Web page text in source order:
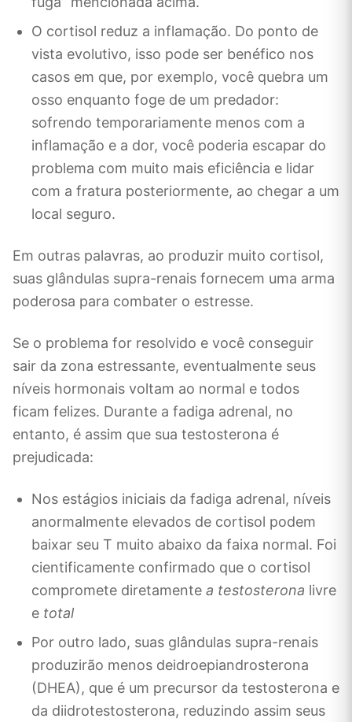
O cortisol reduz a inflamação. Do ponto de
vista evolutivo, isso pode ser benéfico nos
casos em que, por exemplo, você quebra um
osso enquanto foge de um predador:
sofrendo temporariamente menos com a
inflamação e a dor, você poderia escapar do
problema com muito mais eficiência e lidar
com a fratura posteriormente, ao chegar a um
local seguro.
Em outras palavras, ao produzir muito cortisol,
suas glândulas supra-renais fornecem uma arma
poderosa para combater o estresse.
Se o problema for resolvido e você conseguir
sair da zona estressante, eventualmente seus
níveis hormonais voltam ao normal e todos
ficam felizes. Durante a fadiga adrenal, no
entanto, é assim que sua testosterona é
prejudicada:
Nos estágios iniciais da fadiga adrenal, níveis
anormalmente elevados de cortisol podem
baixar seu T muito abaixo da faixa normal. Foi
cientificamente confirmado que o cortisol
compromete diretamente a testosterona livre
e total
Por outro lado, suas glândulas supra-renais
produzirão menos deidroepiandrosterona
(DHEA), que é um precursor da testosterona e
da diidrotestosterona, reduzindo assim seus